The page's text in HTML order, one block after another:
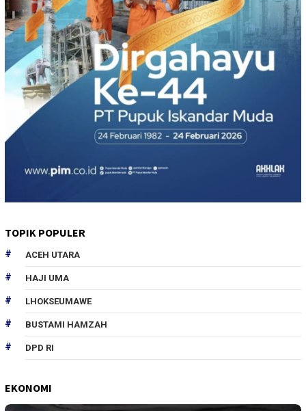
TOPIK POPULER
ACEH UTARA
HAJI UMA
LHOKSEUMAWE
BUSTAMI HAMZAH
DPD RI
EKONOMI